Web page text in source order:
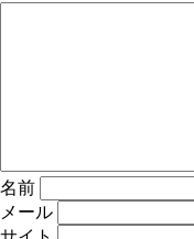
名前
メール